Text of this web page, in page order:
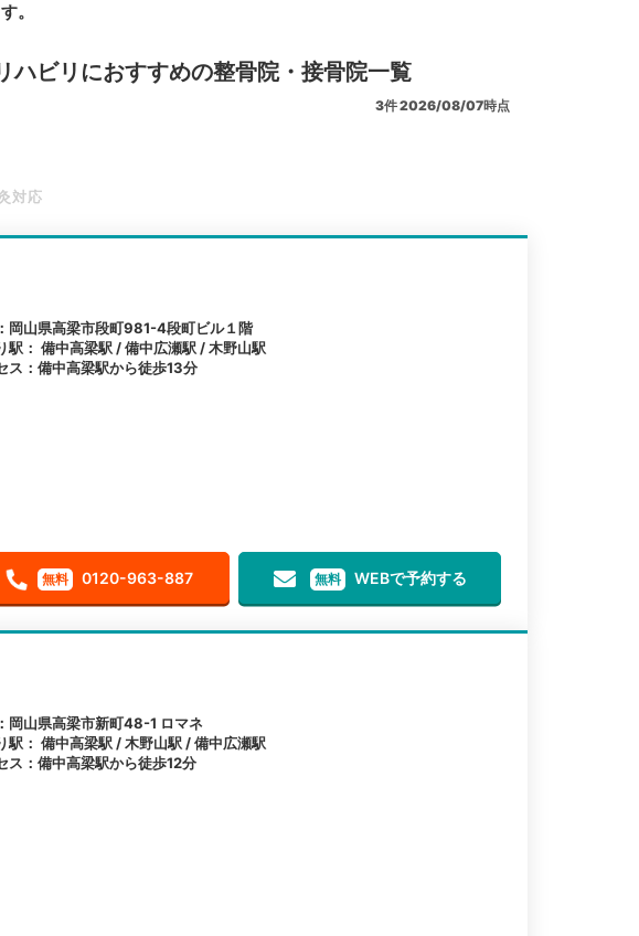
。
ハビリにおすすめの整骨院・接骨院一覧
3件2026/08/07時点
対応
岡山県高梁市段町981-4段町ビル１階
駅： 備中高梁駅 / 備中広瀬駅 / 木野山駅
ス：備中高梁駅から徒歩13分
無料 0120-963-887 無料 WEBで予約する
岡山県高梁市新町48-1 ロマネ
駅： 備中高梁駅 / 木野山駅 / 備中広瀬駅
ス：備中高梁駅から徒歩12分